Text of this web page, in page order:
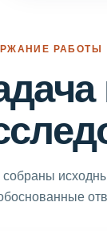
РАБОТЫ